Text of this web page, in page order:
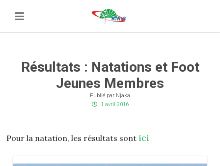
Résultats : Natations et Foot
Jeunes Membres
Publié par Njaka
1 avril 2016
Pour la natation, les résultats sont ici